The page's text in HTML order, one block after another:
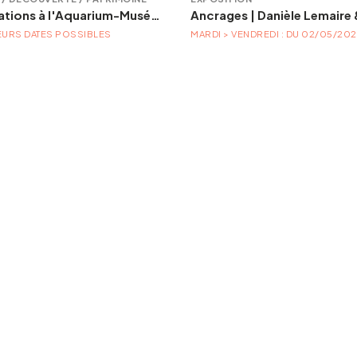
Animations à l'Aquarium-Muséum
DATES POSSIBLES